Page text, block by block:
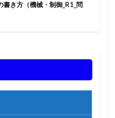
き方（機械・制御_R1_問